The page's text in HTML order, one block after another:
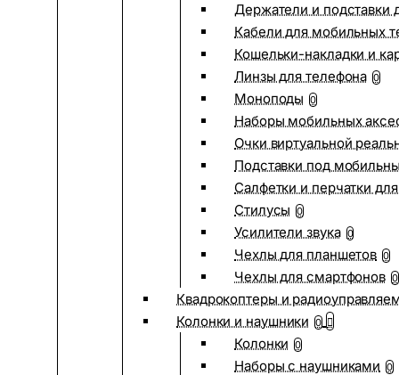
Держатели и подставки
Кабели для мобильных
Кошельки-накладки и
Линзы для телефона 0
Моноподы 0
Наборы мобильных
Очки виртуальной
Подставки под
Салфетки и перчатки
Стилусы 0
Усилители звука 0
Чехлы для планшетов 0
Чехлы для смартфонов 0
Квадрокоптеры и
Колонки и наушники 0
Колонки 0
Наборы с наушниками 0